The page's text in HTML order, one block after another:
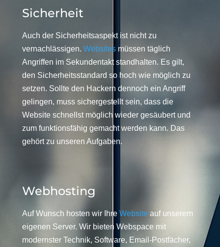
Sicherheit
Auch der Sicherheitsaspekt ist nicht zu
vernachlässigen. Websitesmüssen täglich
Angriffen im Sekundentakt standhalten. Es gilt,
den Sicherheitsstandard so hoch wie möglich zu
setzen. Sollte den Hackern dennoch ein Angriff
gelingen, muss sichergestellt sein, dass die
Website schnellst möglich wieder gesäubert und
zum funktionsfähig gemacht werden kann. Das
gehört zu unseren Aufgaben.
Webhosting
Auf Wunsch hosten wir Ihre Website auf unserem
eigenen Server. Wir bieten Webspace mit
modernster Technik, Software, Email-Postfächer,